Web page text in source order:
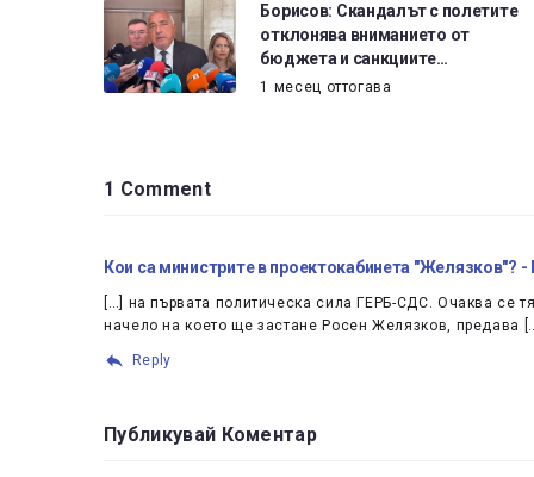
Борисов: Скандалът с полетите
отклонява вниманието от
бюджета и санкциите…
1 месец оттогава
1 Comment
Кои са министрите в проектокабинета "Желязков"? -
[…] на първата политическа сила ГЕРБ-СДС. Очаква се
начело на което ще застане Росен Желязков, предава
Reply
Публикувай Коментар